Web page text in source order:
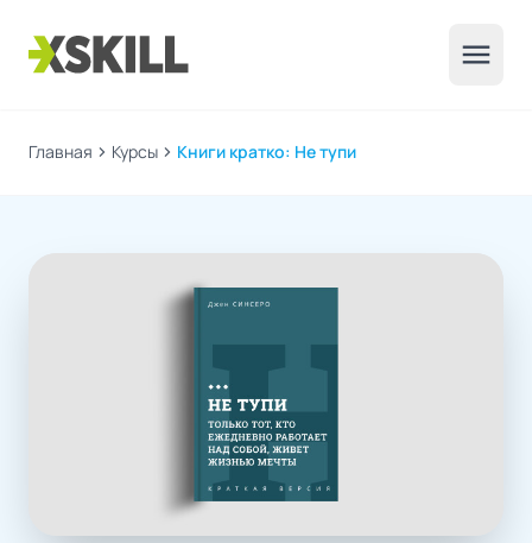
menu
Главная chevron_right Курсы chevron_right Книги кратко: Не тупи